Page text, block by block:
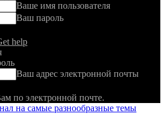
Ваше имя пользователя
Ваш пароль
help
Ваш адрес электронной почты
по электронной почте.
на самые разнообразные темы